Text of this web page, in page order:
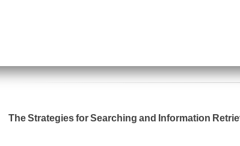
The Strategies for Searching and Information